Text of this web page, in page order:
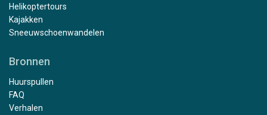
Helikoptertours
Kajakken
Sneeuwschoenwandelen
Bronnen
Huurspullen
FAQ
Verhalen